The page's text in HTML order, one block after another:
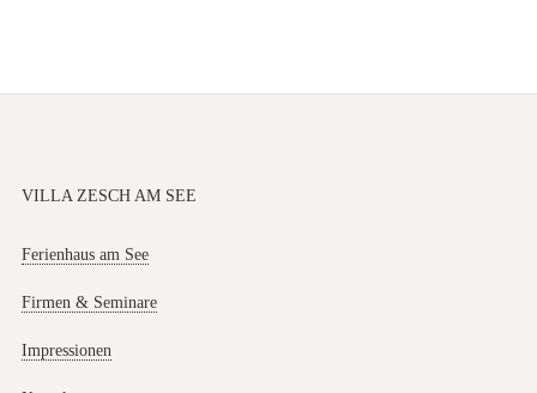
VILLA ZESCH AM SEE
Ferienhaus am See
Firmen & Seminare
Impressionen